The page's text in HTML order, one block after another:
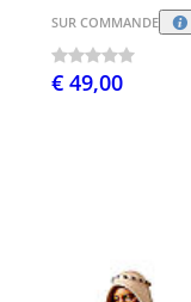
SUR COMMANDE
€ 49,00